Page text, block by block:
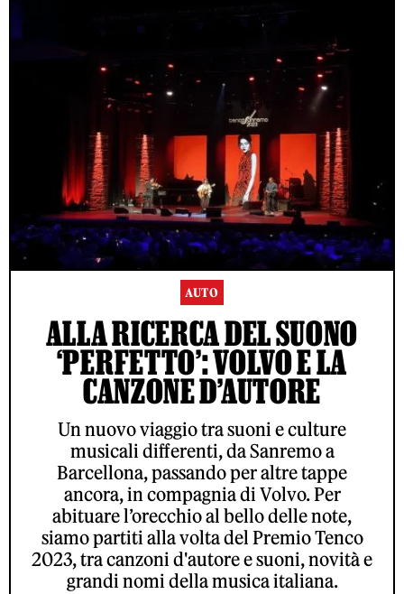
AUTO
ALLA RICERCA DEL SUONO
‘PERFETTO’: VOLVO E LA
CANZONE D’AUTORE
Un nuovo viaggio tra suoni e culture
musicali differenti, da Sanremo a
Barcellona, passando per altre tappe
ancora, in compagnia di Volvo. Per
abituare l’orecchio al bello delle note,
siamo partiti alla volta del Premio Tenco
2023, tra canzoni d'autore e suoni, novità e
grandi nomi della musica italiana.